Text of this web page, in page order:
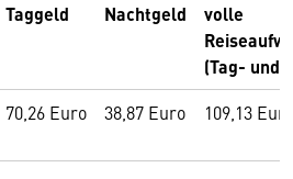
Taggeld Nachtgeld
volle
(Tag- und
70,26 Euro 38,87 Euro 109,13 Euro